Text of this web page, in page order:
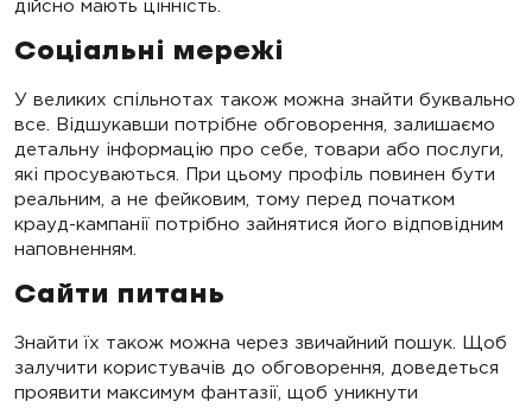
дійсно мають цінність.
Соціальні мережі
У великих спільнотах також можна знайти буквально
все. Відшукавши потрібне обговорення, залишаємо
детальну інформацію про себе, товари або послуги,
які просуваються. При цьому профіль повинен бути
реальним, а не фейковим, тому перед початком
крауд-кампанії потрібно зайнятися його відповідним
наповненням.
Сайти питань
Знайти їх також можна через звичайний пошук. Щоб
залучити користувачів до обговорення, доведеться
проявити максимум фантазії, щоб уникнути